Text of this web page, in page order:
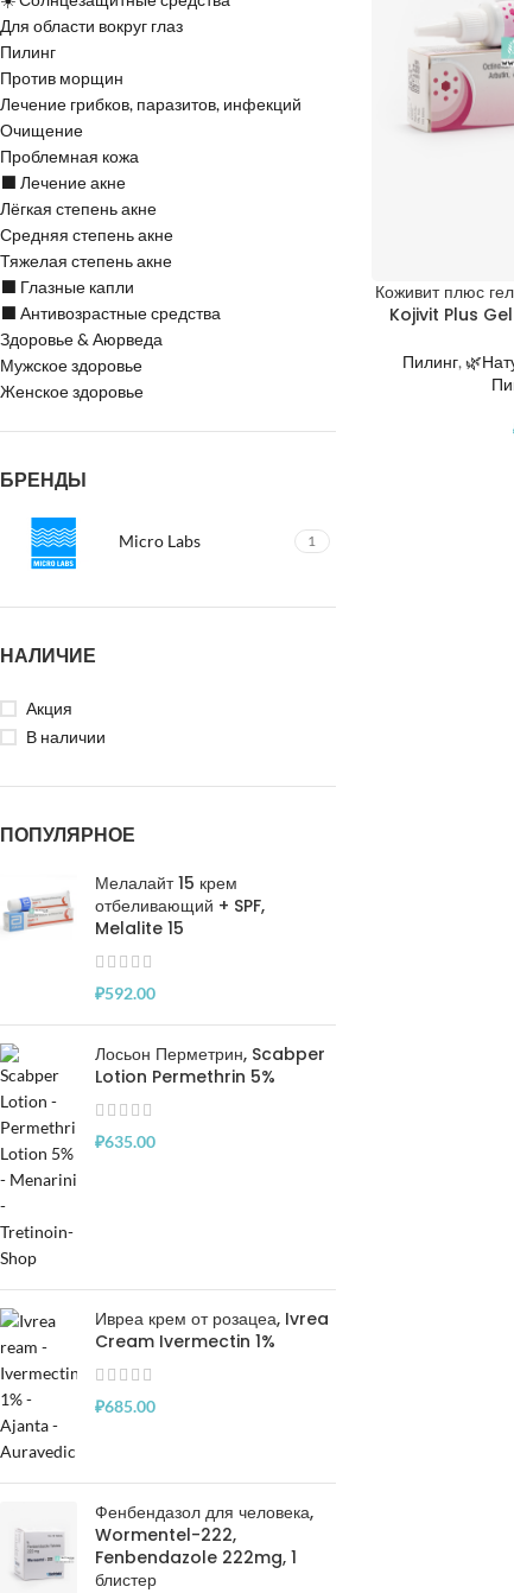
Для области вокруг глаз
Пилинг
Против морщин
Лечение грибков, паразитов, инфекций
Очищение
Проблемная кожа
⬛️ Лечение акне
Лёгкая степень акне
Средняя степень акне
Тяжелая степень акне
⬛️ Глазные капли
⬛️ Антивозрастные средства
Здоровье & Аюрведа
Мужское здоровье
Женское здоровье
БРЕНДЫ
Micro Labs 1
НАЛИЧИЕ
Акция
В наличии
ПОПУЛЯРНОЕ
Мелалайт 15 крем
отбеливающий + SPF,
Melalite 15
₽592.00
Лосьон Перметрин, Scabper
Lotion Permethrin 5%
₽635.00
Ивреа крем от розацеа, Ivrea
Cream Ivermectin 1%
₽685.00
Фенбендазол для человека,
Wormentel-222,
Fenbendazole 222mg, 1
блистер
Коживит плюс
Kojivit Plus
Пилинг,